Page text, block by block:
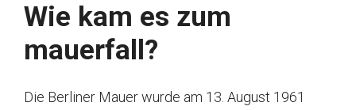
Wie kam es zum
mauerfall?
Die Berliner Mauer wurde am 13. August 1961